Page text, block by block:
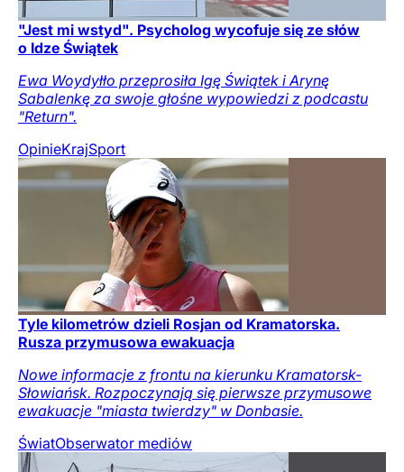
"Jest mi wstyd". Psycholog wycofuje się ze słów
o Idze Świątek
Ewa Woydyłło przeprosiła Igę Świątek i Arynę
Sabalenkę za swoje głośne wypowiedzi z podcastu
"Return".
OpinieKrajSport
Tyle kilometrów dzieli Rosjan od Kramatorska.
Rusza przymusowa ewakuacja
Nowe informacje z frontu na kierunku Kramatorsk-
Słowiańsk. Rozpoczynają się pierwsze przymusowe
ewakuacje "miasta twierdzy" w Donbasie.
ŚwiatObserwator mediów